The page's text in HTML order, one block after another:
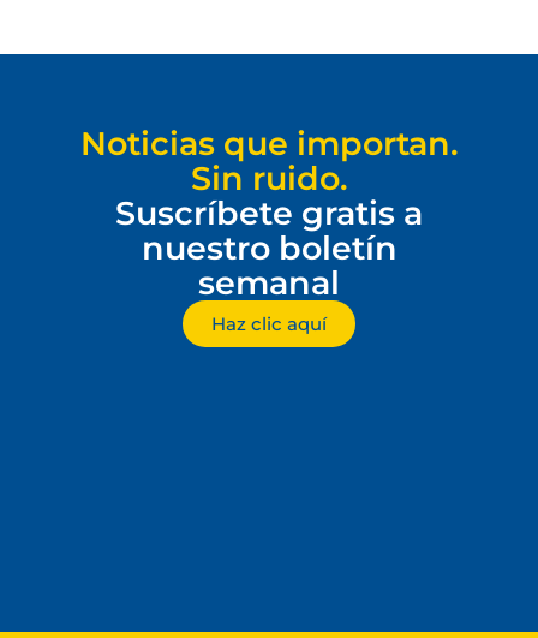
Noticias que importan.
Sin ruido.
Suscríbete gratis a
nuestro boletín
semanal
Haz clic aquí